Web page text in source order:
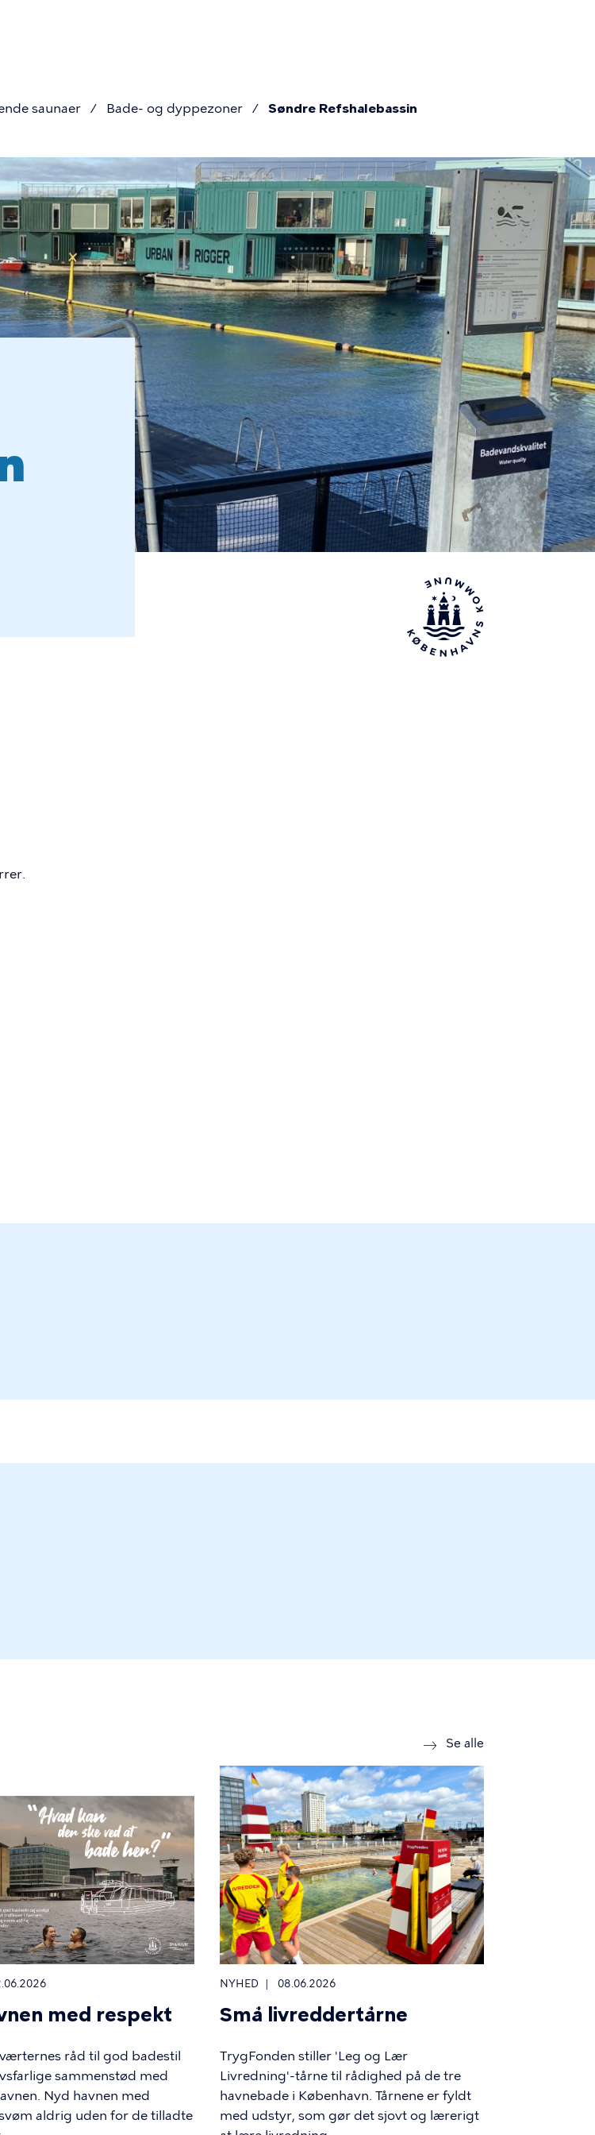
saunaer Bade- og dyppezoner
Søndre Refshalebassin
Se alle
med respekt
råd til god badestil
sammenstød med
Nyd havnen med
aldrig uden for de tilladte
NYHED 08.06.2026
Små livreddertårne
TrygFonden stiller 'Leg og Lær
Livredning'-tårne til rådighed på de tre
havnebade i København. Tårnene er fyldt
med udstyr, som gør det sjovt og lærerigt